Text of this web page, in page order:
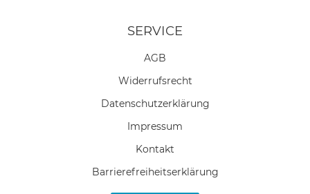
SERVICE
AGB
Widerrufs­recht
Daten­schutz­erklärung
Impressum
Kontakt
Barrierefreiheitserklärung